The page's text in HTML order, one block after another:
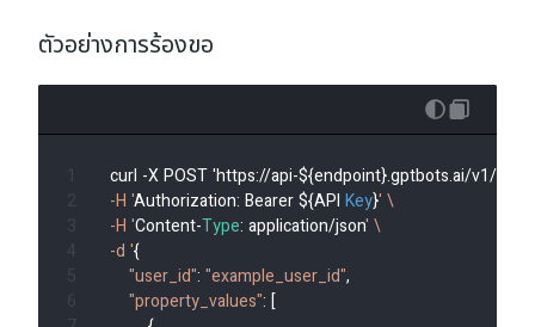
ตัวอย่างการร้องขอ
curl -X POST 'https://api-${endpoint}.gptbots.ai/v1/
-H 'Authorization: Bearer ${API Key}' \
-H 'Content-Type: application/json' \
-d '{
"user_id": "example_user_id",
"property_values": [